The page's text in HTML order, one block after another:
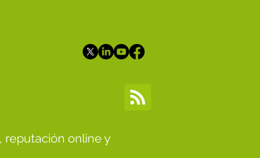
reputación online y